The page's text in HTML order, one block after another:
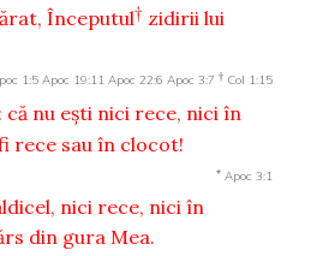
Începutul† zidirii lui
1:5 Apoc 19:11 Apoc 22:6 Apoc 3:7 † Col 1:15
nu eşti nici rece, nici în
rece sau în clocot!
* Apoc 3:1
nici rece, nici în
din gura Mea.